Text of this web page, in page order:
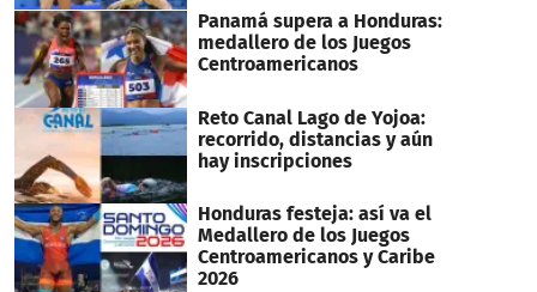
Panamá supera a Honduras:
medallero de los Juegos
Centroamericanos
Reto Canal Lago de Yojoa:
recorrido, distancias y aún
hay inscripciones
Honduras festeja: así va el
Medallero de los Juegos
Centroamericanos y Caribe
2026